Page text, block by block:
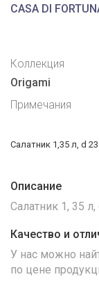
CASA DI
Коллекция
Origami
Примечания
Салатник 1,35 л, d
Описание
Салатник 1, 35
Качество и
У нас можно
по цене